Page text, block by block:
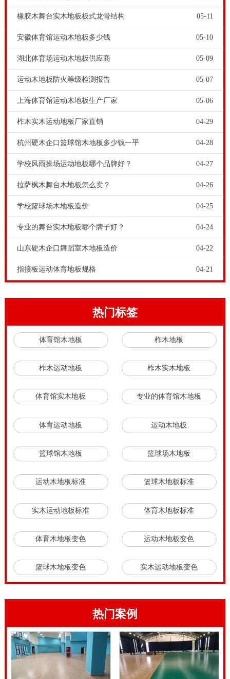
橡胶木舞台实木地板板式龙骨结构 05-11
安徽体育馆运动木地板多少钱 05-10
湖北体育场运动木地板供应商 05-09
运动木地板防火等级检测报告 05-07
上海体育馆运动木地板生产厂家 05-06
柞木实木运动地板厂家直销 04-29
杭州硬木企口篮球馆木地板多少钱一平 04-28
学校风雨操场运动地板哪个品牌好？ 04-27
拉萨枫木舞台木地板怎么卖？ 04-26
学校篮球场木地板造价 04-25
专业的舞台实木地板哪个牌子好？ 04-24
山东硬木企口舞蹈室木地板造价 04-22
指接板运动体育地板规格 04-21
热门标签
体育馆木地板 柞木地板
柞木运动地板 柞木实木地板
体育馆实木地板 专业的体育馆木地板
体育运动地板 运动木地板
篮球馆木地板 篮球场木地板
运动木地板标准 篮球木地板标准
实木运动地板标准 体育木地板标准
体育木地板变色 运动木地板变色
篮球木地板变色 实木运动地板变色
热门案例